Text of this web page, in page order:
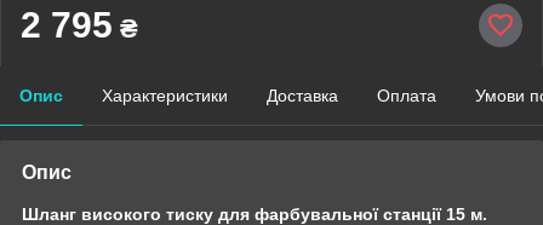
2 795 ₴
Опис Характеристики Доставка Оплата Умови
Опис
Шланг високого тиску для фарбувальної станції 15 м.